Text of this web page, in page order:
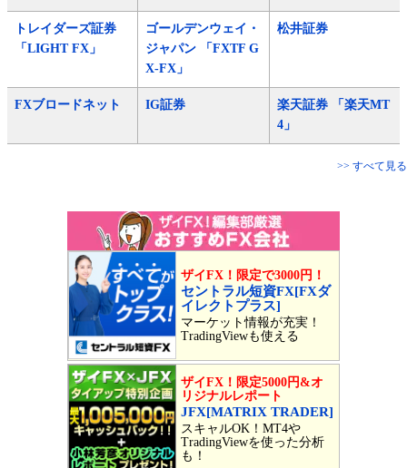
トレイダーズ証券
「LIGHT FX」
ゴールデンウェイ・
ジャパン 「FXTF G
X-FX」
松井証券
FXブロードネット IG証券
楽天証券 「楽天MT
4」
>> すべて見る
ザイFX！限定で3000円！
セントラル短資FX[FXダ
イレクトプラス]
マーケット情報が充実！
TradingViewも使える
ザイFX！限定5000円&オ
リジナルレポート
JFX[MATRIX TRADER]
スキャルOK！MT4や
TradingViewを使った分析
も！